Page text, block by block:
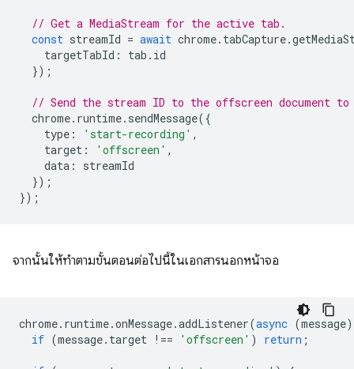
// Get a MediaStream for the active tab.
const streamId = await chrome. tabCapture.
targetTabId : tab . id
});
// Send the stream ID to the offscreen document
chrome. runtime. sendMessage({
type : 'start-recording' ,
target : 'offscreen' ,
data :
streamId
});
});
จากนั้นให้ทำตามขั้นตอนต่อไปนี้ในเอกสารนอกหน้าจอ
chrome. runtime.onMessage.addListener(async (message)
if (message. target !== 'offscreen' ) return ;